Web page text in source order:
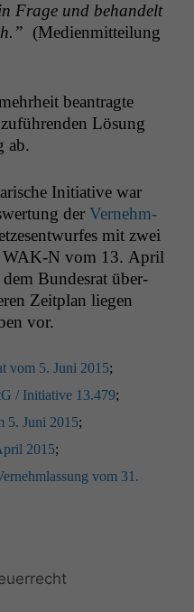
Frage und behan­delt
(Medi­en­mit­teilung
beantragte
Lösung
ab.
Ini­tia­tive war
der Vernehm­
mit zwei
WAK‑N vom 13. April
Bun­desrat über­
Zeit­plan liegen
vor.
vom 5. Juni 2015;
/ Ini­tia­tive 13.479;
5. Juni 2015;
2015;
vom 31.